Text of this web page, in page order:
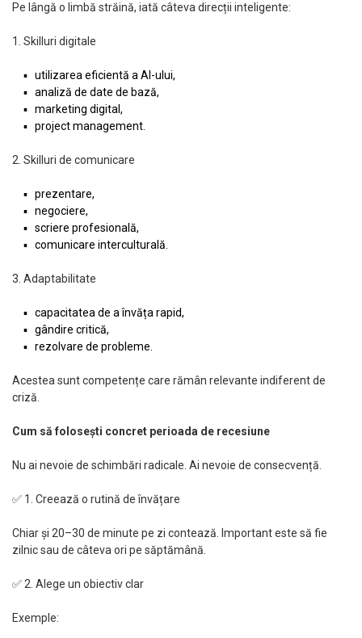
Pe lângă o limbă străină, iată câteva direcții inteligente:
1. Skilluri digitale
utilizarea eficientă a AI-ului,
analiză de date de bază,
marketing digital,
project management.
2. Skilluri de comunicare
prezentare,
negociere,
scriere profesională,
comunicare interculturală.
3. Adaptabilitate
capacitatea de a învăța rapid,
gândire critică,
rezolvare de probleme.
Acestea sunt competențe care rămân relevante indiferent de
criză.
Cum să folosești concret perioada de recesiune
Nu ai nevoie de schimbări radicale. Ai nevoie de consecvență.
✅ 1. Creează o rutină de învățare
Chiar și 20–30 de minute pe zi contează. Important este să fie
zilnic sau de câteva ori pe săptămână.
✅ 2. Alege un obiectiv clar
Exemple: